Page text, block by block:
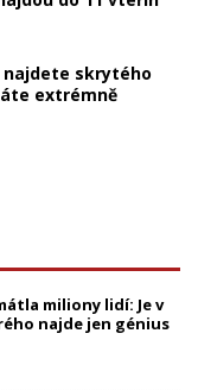
skrytého
extrémně
miliony lidí: Je v
najde jen génius